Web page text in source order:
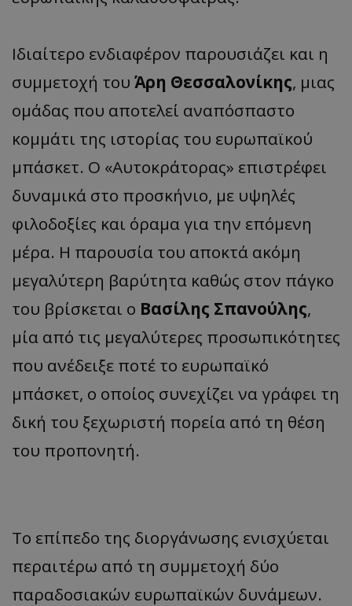
Ιδιαίτερο ενδιαφέρον παρουσιάζει και η
συμμετοχή του Άρη Θεσσαλονίκης, μιας
ομάδας που αποτελεί αναπόσπαστο
κομμάτι της ιστορίας του ευρωπαϊκού
μπάσκετ. Ο «Αυτοκράτορας» επιστρέφει
δυναμικά στο προσκήνιο, με υψηλές
φιλοδοξίες και όραμα για την επόμενη
μέρα. Η παρουσία του αποκτά ακόμη
μεγαλύτερη βαρύτητα καθώς στον πάγκο
του βρίσκεται ο Βασίλης Σπανούλης,
μία από τις μεγαλύτερες προσωπικότητες
που ανέδειξε ποτέ το ευρωπαϊκό
μπάσκετ, ο οποίος συνεχίζει να γράφει τη
δική του ξεχωριστή πορεία από τη θέση
του προπονητή.
Το επίπεδο της διοργάνωσης ενισχύεται
περαιτέρω από τη συμμετοχή δύο
παραδοσιακών ευρωπαϊκών δυνάμεων.